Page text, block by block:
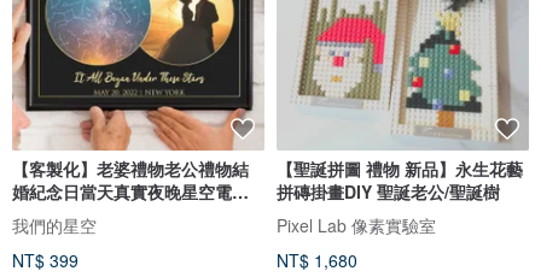
【客製化】老婆禮物老公禮物結
婚紀念日當天真實夜晚星空電子
圖檔
我們的星空
NT$ 399
【聖誕拼圖 禮物 新品】永生花藝
拼磚掛畫DIY 聖誕老公/聖誕樹
Pixel Lab 像素實驗室
NT$ 1,680